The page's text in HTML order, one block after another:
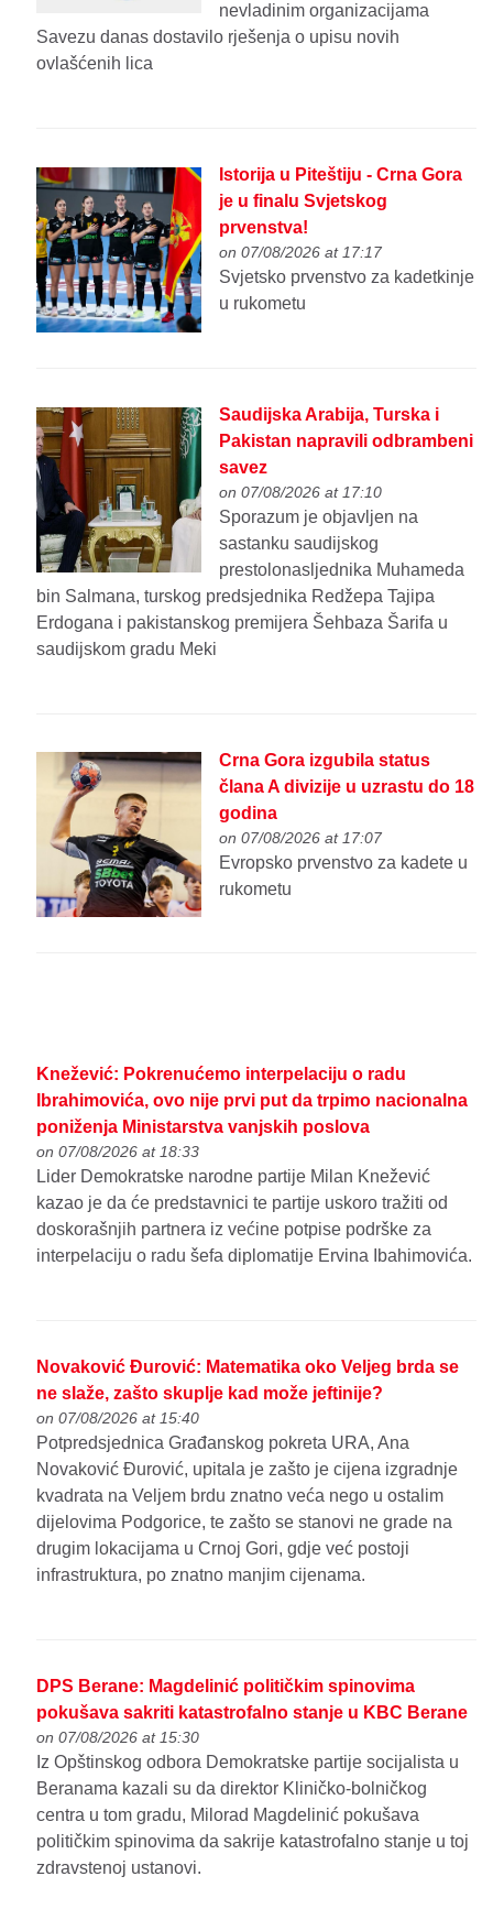
nevladinim organizacijama
Savezu danas dostavilo rješenja o upisu novih
ovlašćenih lica
Istorija u Piteštiju - Crna Gora
je u finalu Svjetskog
prvenstva!
on 07/08/2026 at 17:17
Svjetsko prvenstvo za kadetkinje
u rukometu
Saudijska Arabija, Turska i
Pakistan napravili odbrambeni
savez
on 07/08/2026 at 17:10
Sporazum je objavljen na
sastanku saudijskog
prestolonasljednika Muhameda
bin Salmana, turskog predsjednika Redžepa Tajipa
Erdogana i pakistanskog premijera Šehbaza Šarifa u
saudijskom gradu Meki
Crna Gora izgubila status
člana A divizije u uzrastu do 18
godina
on 07/08/2026 at 17:07
Evropsko prvenstvo za kadete u
rukometu
Knežević: Pokrenućemo interpelaciju o radu
Ibrahimovića, ovo nije prvi put da trpimo nacionalna
poniženja Ministarstva vanjskih poslova
on 07/08/2026 at 18:33
Lider Demokratske narodne partije Milan Knežević
kazao je da će predstavnici te partije uskoro tražiti od
doskorašnjih partnera iz većine potpise podrške za
interpelaciju o radu šefa diplomatije Ervina Ibahimovića.
Novaković Đurović: Matematika oko Veljeg brda se
ne slaže, zašto skuplje kad može jeftinije?
on 07/08/2026 at 15:40
Potpredsjednica Građanskog pokreta URA, Ana
Novaković Đurović, upitala je zašto je cijena izgradnje
kvadrata na Veljem brdu znatno veća nego u ostalim
dijelovima Podgorice, te zašto se stanovi ne grade na
drugim lokacijama u Crnoj Gori, gdje već postoji
infrastruktura, po znatno manjim cijenama.
DPS Berane: Magdelinić političkim spinovima
pokušava sakriti katastrofalno stanje u KBC Berane
on 07/08/2026 at 15:30
Iz Opštinskog odbora Demokratske partije socijalista u
Beranama kazali su da direktor Kliničko-bolničkog
centra u tom gradu, Milorad Magdelinić pokušava
političkim spinovima da sakrije katastrofalno stanje u toj
zdravstenoj ustanovi.